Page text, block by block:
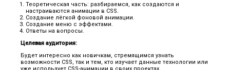
Теоретическая часть: разбираемся, как создаются и
настраиваются анимации в CSS.
Создание лёгкой фоновой анимации.
Создание меню с эффектами.
Ответы на вопросы.
Целевая аудитория:
Будет интересно как новичкам, стремящимся узнать
возможности CSS, так и тем, кто изучает данные технологии или